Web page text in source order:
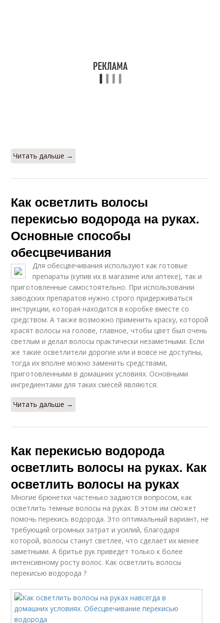
Читать дальше →
Как осветлить волосы
перекисью водорода на руках.
Основные способы
обесцвечивания
Для обесцвечивания используют как готовые
препараты (купив их в магазине или аптеке), так и
приготовленные самостоятельно. При использовании
заводских препаратов нужно строго придерживаться
инструкции, которая находится в коробке вместе со
средством. А также возможно применить краску, которой
красят волосы на голове, главное, чтобы цвет был очень
светлым и делал волосы практически незаметными. Если
же такие осветлители дорогие или и вовсе не доступны,
тогда их вполне можно заменить средствами,
приготовленными в домашних условиях. Основными
ингредиентами для таких смесей являются:
Читать дальше →
Как перекисью водорода
осветлить волосы на руках. Как
осветлить волосы на руках
Многие брюнетки частенько задаются вопросом, как
осветлить темные волосы на руках. В этом им сможет
помочь перекись водорода. Это оптимальный вариант, не
требующий огромных затрат и усилий, благодаря
которой, волосы станут светлее, что сделает их менее
заметными. А бритье рук приведет только к более
интенсивному росту волос. Как осветлить волосы
перекисью водорода ?